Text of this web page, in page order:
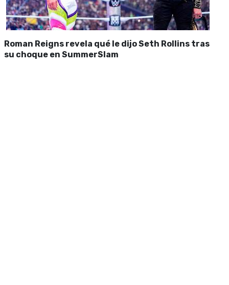
Roman Reigns revela qué le dijo Seth Rollins tras
su choque en SummerSlam